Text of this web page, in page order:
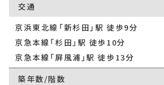
交通
京浜東北線「新杉田」駅 徒歩9分
京急本線「杉田」駅 徒歩10分
京急本線「屏風浦」駅 徒歩13分
築年数/階数